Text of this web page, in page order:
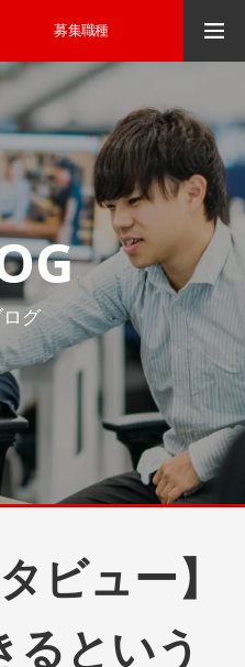
募集職種
ログ
ビュー】
るという